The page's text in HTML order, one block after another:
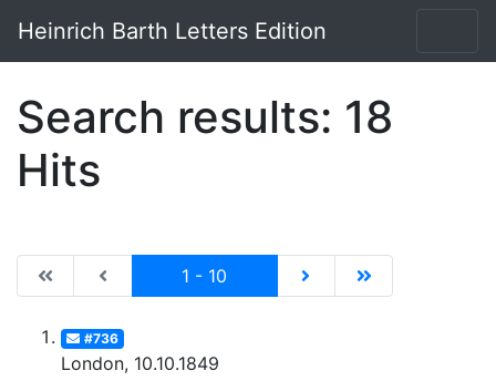
Heinrich Barth Letters Edition
Search results: 18
Hits
|de:Erste Seite|en:First results page|
|de:Vorhergehende Seite|en:Previous results
1 - 10 |de:Nächste
|de:Letzte
#736
London, 10.10.1849